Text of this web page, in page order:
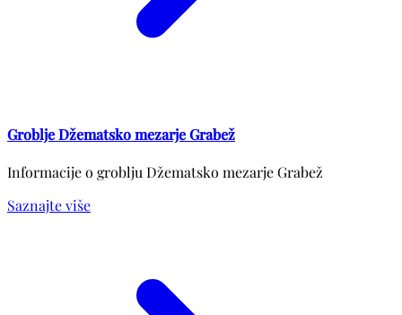
Groblje Džematsko mezarje Grabež
Informacije o groblju Džematsko mezarje Grabež
Saznajte više